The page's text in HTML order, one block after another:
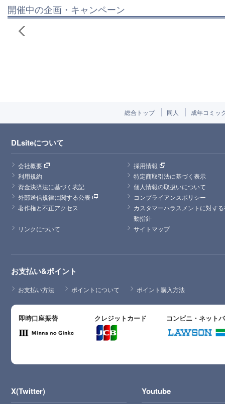
開催中の企画・キャンペーン
総合トップ 同人 成年コミッ
DLsiteについて
会社概要
採用情報
利用規約
特定商取引法に基づく表示
資金決済法に基づく表記
個人情報の取扱いについて
外部送信規律に関する公表
コンプライアンスポリシー
著作権と不正アクセス
カスタマーハラスメントに対す
動指針
リンクについて
サイトマップ
お支払い&ポイント
お支払い方法 ポイントについて ポイント購入方法
即時口座振替 クレジットカード コンビニ・ネット
X(Twitter) Youtube